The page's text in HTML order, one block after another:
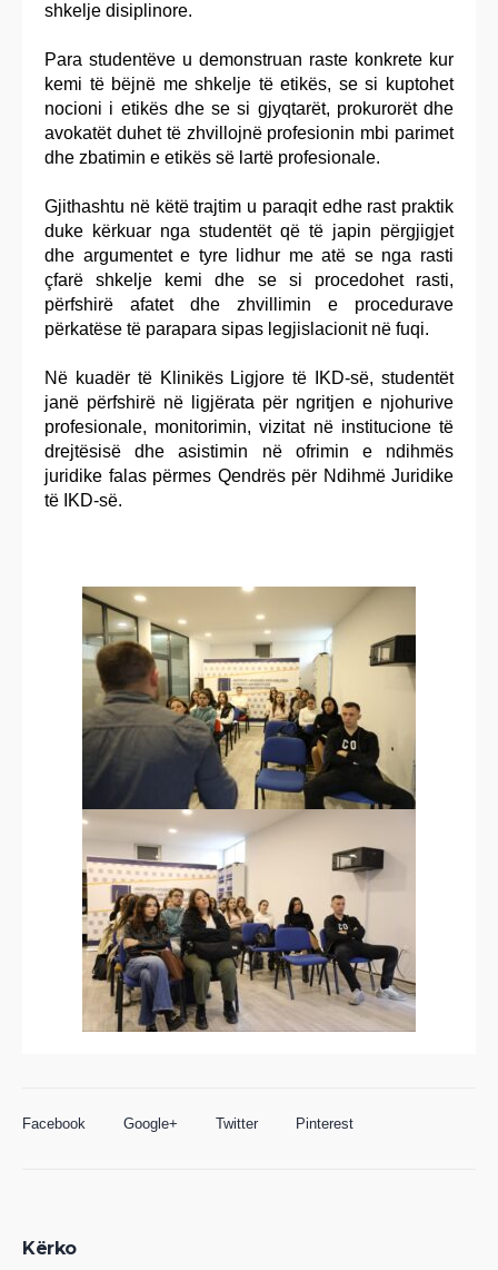
shkelje disiplinore.
Para studentëve u demonstruan raste konkrete kur
kemi të bëjnë me shkelje të etikës, se si kuptohet
nocioni i etikës dhe se si gjyqtarët, prokurorët dhe
avokatët duhet të zhvillojnë profesionin mbi parimet
dhe zbatimin e etikës së lartë profesionale.
Gjithashtu në këtë trajtim u paraqit edhe rast praktik
duke kërkuar nga studentët që të japin përgjigjet
dhe argumentet e tyre lidhur me atë se nga rasti
çfarë shkelje kemi dhe se si procedohet rasti,
përfshirë afatet dhe zhvillimin e procedurave
përkatëse të parapara sipas legjislacionit në fuqi.
Në kuadër të Klinikës Ligjore të IKD-së, studentët
janë përfshirë në ligjërata për ngritjen e njohurive
profesionale, monitorimin, vizitat në institucione të
drejtësisë dhe asistimin në ofrimin e ndihmës
juridike falas përmes Qendrës për Ndihmë Juridike
të IKD-së.
Facebook Google+ Twitter Pinterest
Kërko